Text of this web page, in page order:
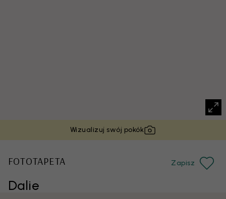
Wizualizuj swój pokók
Dalie
FOTOTAPETA Zapisz